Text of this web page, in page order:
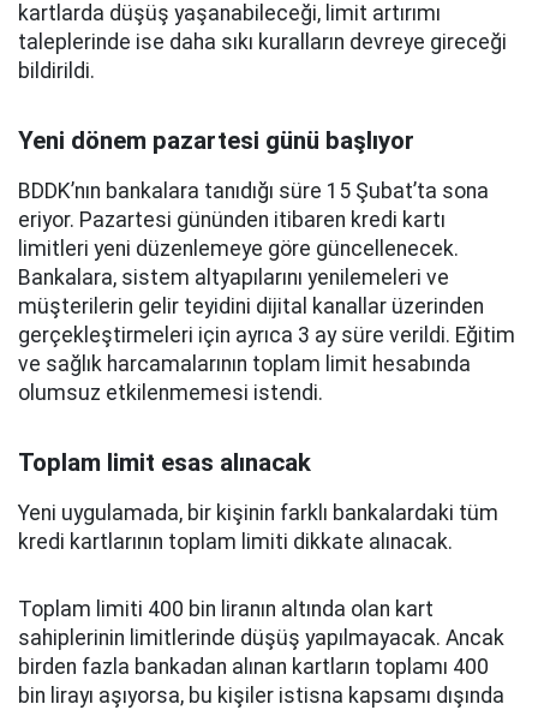
kartlarda düşüş yaşanabileceği, limit artırımı
taleplerinde ise daha sıkı kuralların devreye gireceği
bildirildi.
Yeni dönem pazartesi günü başlıyor
BDDK’nın bankalara tanıdığı süre 15 Şubat’ta sona
eriyor. Pazartesi gününden itibaren kredi kartı
limitleri yeni düzenlemeye göre güncellenecek.
Bankalara, sistem altyapılarını yenilemeleri ve
müşterilerin gelir teyidini dijital kanallar üzerinden
gerçekleştirmeleri için ayrıca 3 ay süre verildi. Eğitim
ve sağlık harcamalarının toplam limit hesabında
olumsuz etkilenmemesi istendi.
Toplam limit esas alınacak
Yeni uygulamada, bir kişinin farklı bankalardaki tüm
kredi kartlarının toplam limiti dikkate alınacak.
Toplam limiti 400 bin liranın altında olan kart
sahiplerinin limitlerinde düşüş yapılmayacak. Ancak
birden fazla bankadan alınan kartların toplamı 400
bin lirayı aşıyorsa, bu kişiler istisna kapsamı dışında